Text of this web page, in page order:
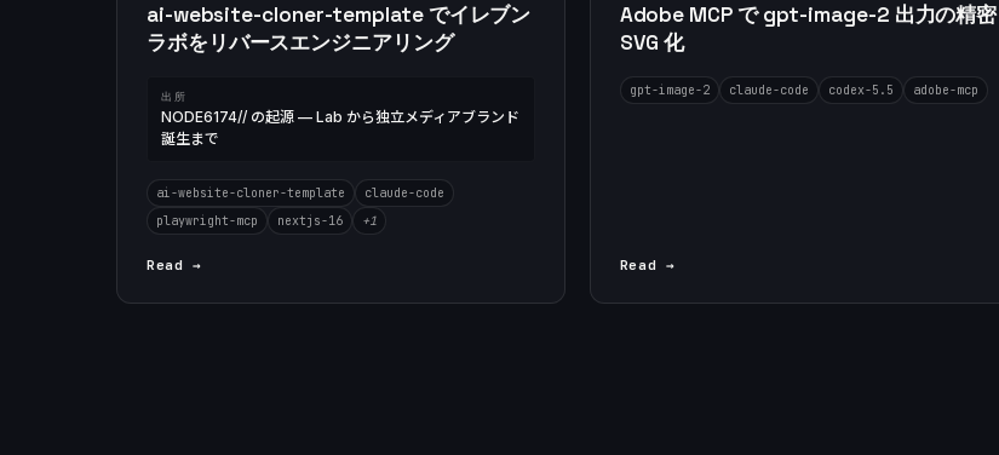
ai-website-cloner-template でイレブン
ラボをリバースエンジニアリング
出所
NODE6174// の起源 — Lab から独立メディアブランド
誕生まで
ai-website-cloner-template
claude-code
playwright-mcp
nextjs-16 +1
Read →
Adobe MCP で gpt-image-2 出力の精密
SVG 化
gpt-image-2 claude-code codex-5.5 adobe-mcp
Read →